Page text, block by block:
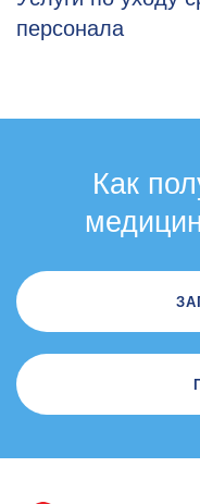
персонала
Как